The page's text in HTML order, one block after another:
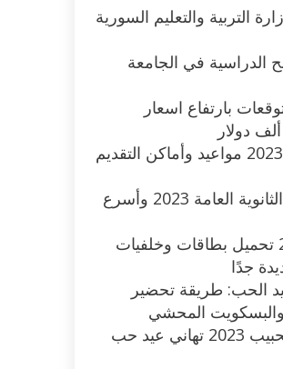
التربية والتعليم السورية
الدراسية في الجامعة
بارتفاع اسعار
اختبارات القدرات 2023 مواعيد وأماكن التقديم
موعد ظهور نتيجة الثانوية العامة 2023 وأسرع
صور رمضان 2023 تحميل بطاقات وخلفيات
جدًا
الحب: طريقة تحضير
المحشي
رسائل الفلانتين للحبيب 2023 تهاني عيد حب